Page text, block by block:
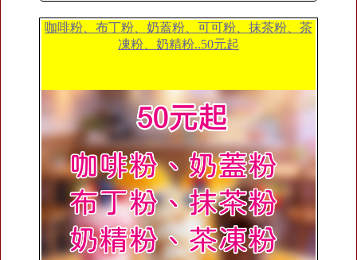
咖啡粉、布丁粉、奶蓋粉、可可粉、抹茶粉、茶
凍粉、奶精粉..50元起